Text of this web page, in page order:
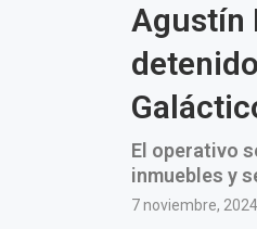
Agustín
El operativo
inmuebles y
7 noviembre, 2024